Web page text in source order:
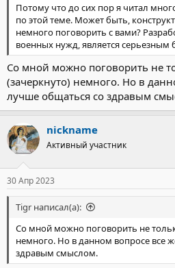
Потому что до сих пор я читал
по этой теме. Может быть,
немного поговорить с вами?
военных нужд, является серьезным
Со мной можно поговорить не
(зачеркнуто) немного. Но в
лучше общаться со здравым
nickname
Активный участник
30 Апр 2023
Tigr написал(а):
Со мной можно поговорить не
немного. Но в данном вопросе все
здравым смыслом.